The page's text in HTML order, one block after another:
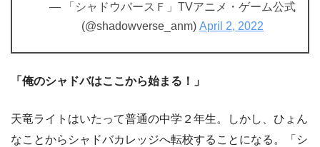
— 「シャドウバースＦ」TVアニメ・ゲーム公式
(@shadowverse_anm) April 2, 2022
「俺のシャドバはここから始まる！」
天竜ライトはいたって普通の中学２年生。しかし、ひょん
なことからシャドバカレッジへ転校することになる。「シ